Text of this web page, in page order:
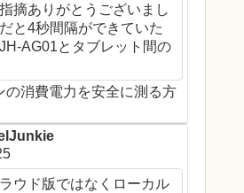
摘ありがとうございまし
と4秒間隔ができていた
AG01とタブレット間の
の消費電力を安全に測る方
ウド版ではなくローカル